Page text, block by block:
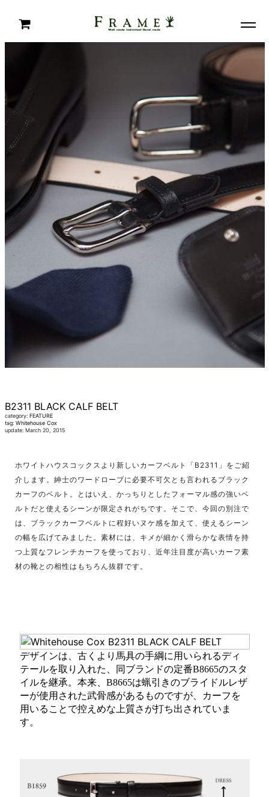
B2311 BLACK CALF BELT
category: FEATURE
tag: Whitehouse Cox
update: March 20, 2015
ホワイトハウスコックスより新しいカーフベルト「B2311」をご紹
介します。紳士のワードローブに必要不可欠とも言われるブラック
カーフのベルト。とはいえ、かっちりとしたフォーマル感の強いベ
ルトだと使えるシーンが限定されがちです。そこで、今回の別注で
は、ブラックカーフベルトに程好いヌケ感を加えて、使えるシーン
の幅を広げてみました。素材には、キメが細かく滑らかな表情を持
つ上質なフレンチカーフを使っており、近年注目度が高いカーフ素
材の靴との相性はもちろん抜群です。
デザインは、古くより馬具の手綱に用いられるディ
テールを取り入れた、同ブランドの定番B8665のスタ
イルを継承。本来、B8665は蝋引きのブライドルレザ
ーが使用された武骨感があるものですが、カーフを
用いることで控えめな上質さが打ち出されていま
す。